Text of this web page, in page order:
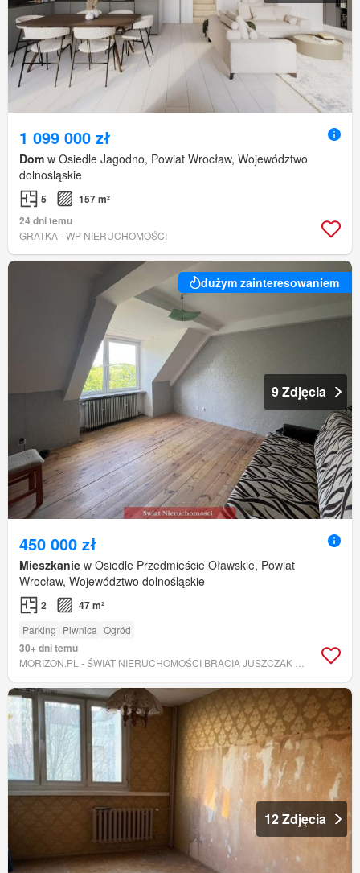
1 099 000 zł
Dom w Osiedle Jagodno, Powiat Wrocław, Województwo
dolnośląskie
5
157 m²
24 dni temu
GRATKA - WP NIERUCHOMOŚCI
dużym zainteresowaniem
9 Zdjęcia
450 000 zł
Mieszkanie w Osiedle Przedmieście Oławskie, Powiat
Wrocław, Województwo dolnośląskie
2 47 m²
Parking Piwnica Ogród
30+ dni temu
12 Zdjęcia